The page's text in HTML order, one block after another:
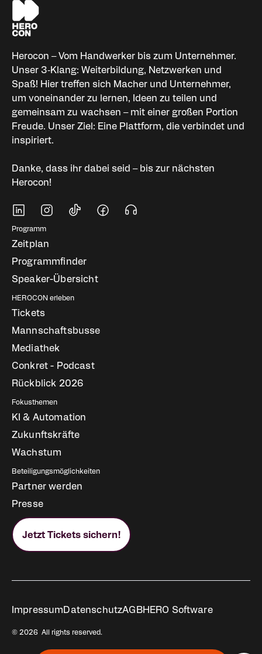
Herocon – Vom Handwerker bis zum Unternehmer.
Unser 3‑Klang: Weiterbildung, Netzwerken und
Spaß! Hier treffen sich Macher und Unternehmer,
um voneinander zu lernen, Ideen zu teilen und
gemeinsam zu wachsen – mit einer großen Portion
Freude. Unser Ziel: Eine Plattform, die verbindet und
inspiriert.
Danke, dass ihr dabei seid – bis zur nächsten
Herocon!
Soziale Medien
Fußbereich
Programm
Zeitplan
Programmfinder
Speaker-Übersicht
HEROCON erleben
Tickets
Mannschaftsbusse
Mediathek
Conkret - Podcast
Rückblick 2026
Fokusthemen
KI & Automation
Zukunftskräfte
Wachstum
Beteiligungsmöglichkeiten
Partner werden
Presse
Jetzt Tickets sichern!
© 2026 All rights reserved.
Rechtliches
ImpressumDatenschutzAGBHERO Software